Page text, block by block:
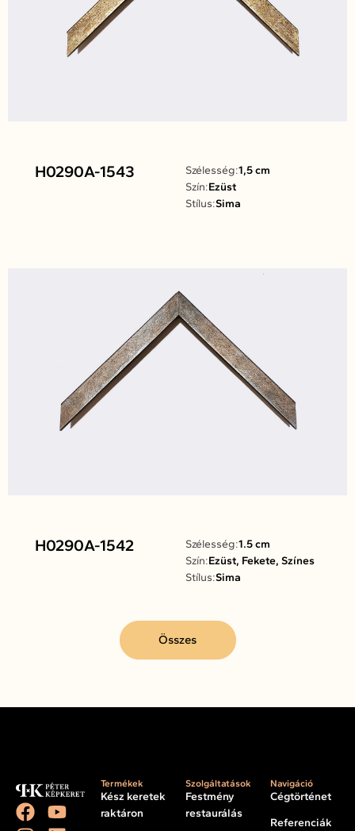
H0290A-1543 Szélesség:1,5 cm
Szín:Ezüst
Stílus:Sima
H0290A-1542 Szélesség:1.5 cm
Szín:Ezüst, Fekete, Színes
Stílus:Sima
Összes
Termékek
Kész keretek
raktáron
Szolgáltatások
Festmény
restaurálás
Navigáció
Cégtörténet
Referenciák